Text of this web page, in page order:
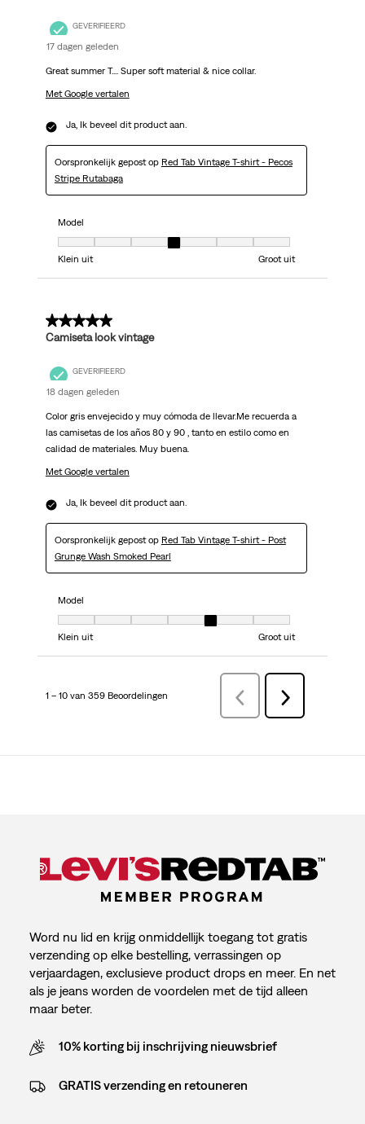
GEVERIFIEERD
17 dagen geleden
Great summer T.... Super soft material & nice collar.
Met Google vertalen
Ja, Ik beveel dit product aan.
Oorspronkelijk gepost op Red Tab Vintage T-shirt - Pecos
Stripe Rutabaga
Model
Model, 4 van 7, waarbij 1 gelijk is aan Klein uit en 7 gelijk is aan Groot uit
Klein uit
Groot uit
5 van 5 sterren.
Camiseta look vintage
GEVERIFIEERD
18 dagen geleden
Color gris envejecido y muy cómoda de llevar.Me recuerda a
las camisetas de los años 80 y 90 , tanto en estilo como en
calidad de materiales. Muy buena.
Met Google vertalen
Ja, Ik beveel dit product aan.
Oorspronkelijk gepost op Red Tab Vintage T-shirt - Post
Grunge Wash Smoked Pearl
Model
Model, 5 van 7, waarbij 1 gelijk is aan Klein uit en 7 gelijk is aan Groot uit
Klein uit
Groot uit
1 – 10 van 359 Beoordelingen VorigeBeoordelingen
Volgende
Beoordelingen
Word nu lid en krijg onmiddellijk toegang tot gratis
verzending op elke bestelling, verrassingen op
verjaardagen, exclusieve product drops en meer. En net
als je jeans worden de voordelen met de tijd alleen
maar beter.
10% korting bij inschrijving nieuwsbrief
GRATIS verzending en retouneren